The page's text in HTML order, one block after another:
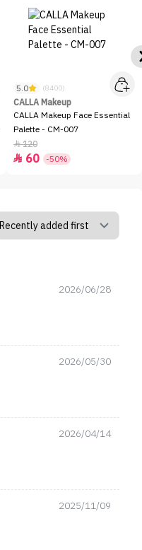
5.0 (8400)
CALLA Makeup
CALLA Makeup Face Essential
Palette - CM-007
120
 60 -50%
2026/06/28
2026/05/30
2026/04/14
2025/11/09